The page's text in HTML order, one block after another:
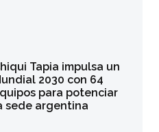
Tapia impulsa un
2030 con 64
para potenciar
sede argentina